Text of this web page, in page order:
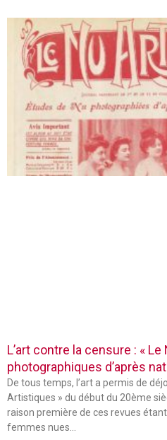
L’art contre la censure : «
photographiques d’après
De tous temps, l’art a permis de
Artistiques » du début du 20ème
raison première de ces revues
femmes nues…